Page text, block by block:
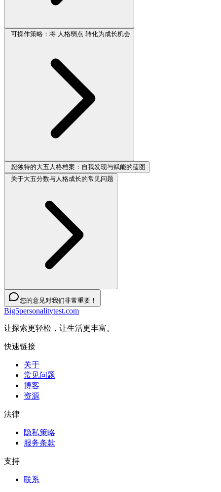
可操作策略：将 人格弱点 转化为成长机会
您独特的大五人格档案：自我发现与赋能的蓝图
关于大五分数与人格成长的常见问题
您的意见对我们非常重要！
Big5personalitytest.com
让探索更轻松，让生活更丰富。
快速链接
关于
常见问题
博客
资源
法律
隐私策略
服务条款
支持
联系